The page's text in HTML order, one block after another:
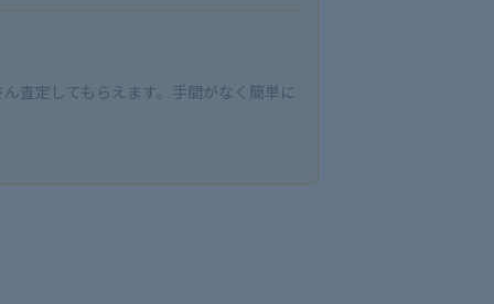
査定してもらえます。手間がなく簡単に